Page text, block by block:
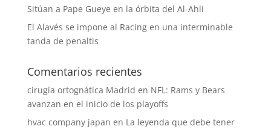
Sitúan a Pape Gueye en la órbita del Al-Ahli
El Alavés se impone al Racing en una interminable
tanda de penaltis
Comentarios recientes
cirugía ortognática Madrid en NFL: Rams y Bears
avanzan en el inicio de los playoffs
hvac company japan en La leyenda que debe tener